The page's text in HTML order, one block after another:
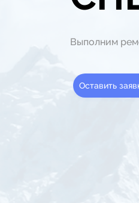
Выполним
Оставить